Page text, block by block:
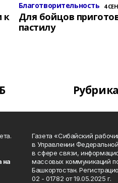
к
Благотворительность 4
Для бойцов
пастилу
на
Газета «Сибайский
в Управлении
в сфере связи,
массовых коммуникаций
Башкортостан.
02 - 01782 от 19.05.2025 г.